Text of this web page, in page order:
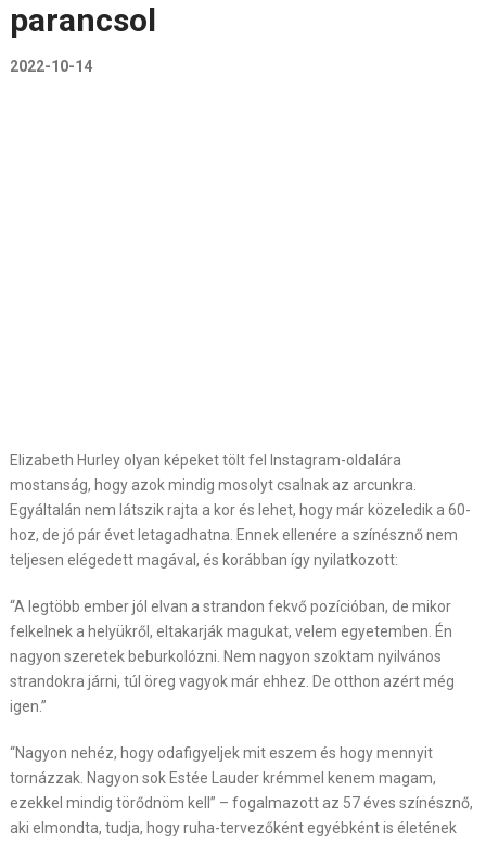
parancsol
2022-10-14
Elizabeth Hurley olyan képeket tölt fel Instagram-oldalára
mostanság, hogy azok mindig mosolyt csalnak az arcunkra.
Egyáltalán nem látszik rajta a kor és lehet, hogy már közeledik a 60-
hoz, de jó pár évet letagadhatna. Ennek ellenére a színésznő nem
teljesen elégedett magával, és korábban így nyilatkozott:
“A legtöbb ember jól elvan a strandon fekvő pozícióban, de mikor
felkelnek a helyükről, eltakarják magukat, velem egyetemben. Én
nagyon szeretek beburkolózni. Nem nagyon szoktam nyilvános
strandokra járni, túl öreg vagyok már ehhez. De otthon azért még
igen.”
“Nagyon nehéz, hogy odafigyeljek mit eszem és hogy mennyit
tornázzak. Nagyon sok Estée Lauder krémmel kenem magam,
ezekkel mindig törődnöm kell” – fogalmazott az 57 éves színésznő,
aki elmondta, tudja, hogy ruha-tervezőként egyébként is életének